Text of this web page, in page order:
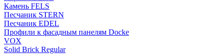
Камень FELS
Пес­ча­ник STERN
Пес­ча­ник EDEL
Профили к фасадным панелям Docke
VOX
Solid Brick Regular